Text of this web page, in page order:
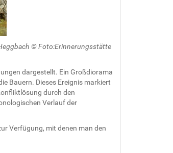
© Foto:Erinnerungsstätte
dargestellt. Ein Großdiorama
Bauern. Dieses Ereignis markiert
durch den
Verlauf der
Verfügung, mit denen man den